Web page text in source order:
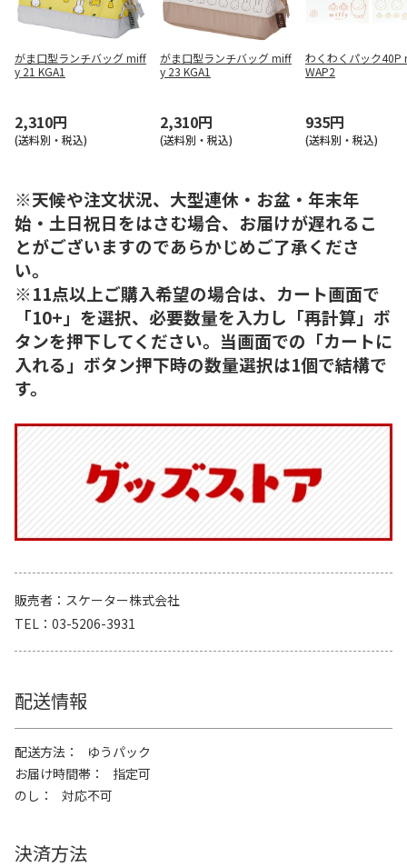
がま口型ランチバッグ miff
y 21 KGA1
2,310円
(送料別・税込)
がま口型ランチバッグ miff
y 23 KGA1
2,310円
(送料別・税込)
わくわくパック40P
WAP2
935円
(送料別・税込)
※天候や注文状況、大型連休・お盆・年末年
始・土日祝日をはさむ場合、お届けが遅れるこ
とがございますのであらかじめご了承くださ
い。
※11点以上ご購入希望の場合は、カート画面で
「10+」を選択、必要数量を入力し「再計算」ボ
タンを押下してください。当画面での「カートに
入れる」ボタン押下時の数量選択は1個で結構で
す。
販売者
スケーター株式会社
TEL
03-5206-3931
配送情報
配送方法
ゆうパック
お届け時間帯
指定可
のし
対応不可
決済方法